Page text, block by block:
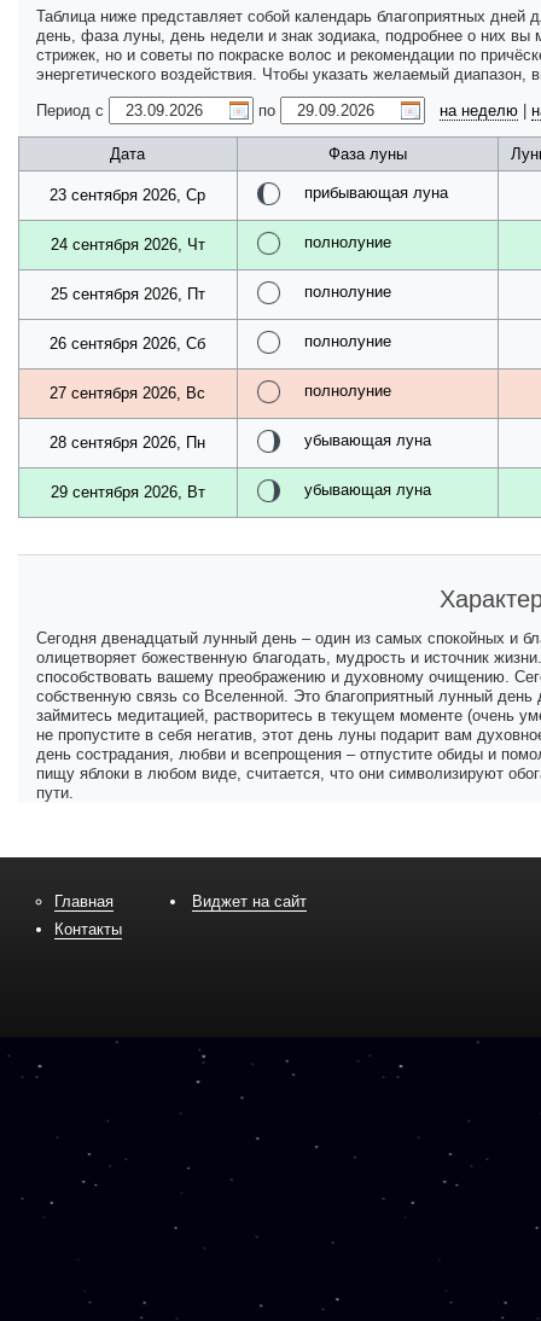
Таблица ниже представляет собой календарь благоприятных
день, фаза луны, день недели и знак зодиака, подробнее о них вы
стрижек, но и советы по покраске волос и рекомендации по
энергетического воздействия. Чтобы указать желаемый
Период с
по на неделю
Дата Фаза луны
23 сентября 2026, Ср прибывающая луна
24 сентября 2026, Чт полнолуние
25 сентября 2026, Пт полнолуние
26 сентября 2026, Сб полнолуние
27 сентября 2026, Вс полнолуние
28 сентября 2026, Пн убывающая луна
29 сентября 2026, Вт убывающая луна
Сегодня двенадцатый лунный день – один из самых спокойных и
олицетворяет божественную благодать, мудрость и источник
способствовать вашему преображению и духовному очищению.
собственную связь со Вселенной. Это благоприятный лунный
займитесь медитацией, растворитесь в текущем моменте (очень
не пропустите в себя негатив, этот день луны подарит вам
день сострадания, любви и всепрощения – отпустите обиды и
пищу яблоки в любом виде, считается, что они символизируют
пути.
Главная
Контакты
Виджет на сайт